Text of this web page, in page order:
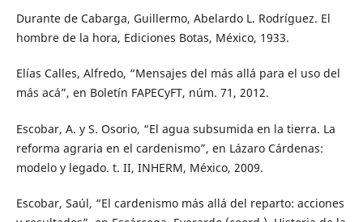
Durante de Cabarga, Guillermo, Abelardo L. Rodríguez. El
hombre de la hora, Ediciones Botas, México, 1933.
Elías Calles, Alfredo, “Mensajes del más allá para el uso del
más acá”, en Boletín FAPECyFT, núm. 71, 2012.
Escobar, A. y S. Osorio, “El agua subsumida en la tierra. La
reforma agraria en el cardenismo”, en Lázaro Cárdenas:
modelo y legado. t. II, INHERM, México, 2009.
Escobar, Saúl, “El cardenismo más allá del reparto: acciones